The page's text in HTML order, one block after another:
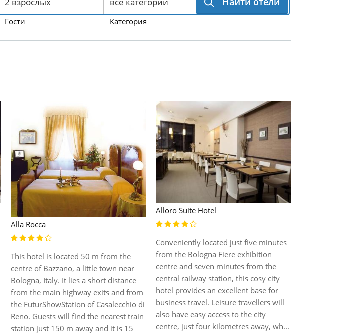
Гости Категория
Alla Rocca
This hotel is located 50 m from the
centre of Bazzano, a little town near
Bologna, Italy. It lies a short distance
from the main highway exits and from
the FuturShowStation of Casalecchio di
Reno. Guests will find the nearest train
station just 150 m away and it is 15
Alloro Suite Hotel
Conveniently located just five minutes
from the Bologna Fiere exhibition
centre and seven minutes from the
central railway station, this cosy city
hotel provides an excellent base for
business travel. Leisure travellers will
also have easy access to the city
centre, just four kilometres away, wh...